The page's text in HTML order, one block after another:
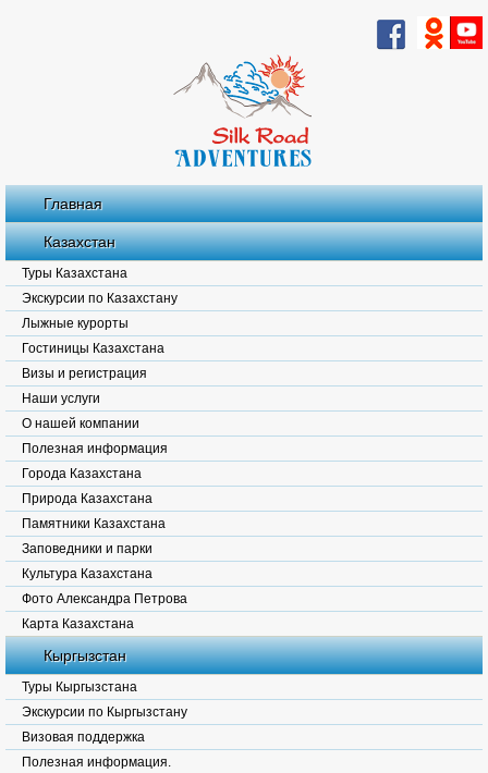
Главная
Казахстан
Туры Казахстана
Экскурсии по Казахстану
Лыжные курорты
Гостиницы Казахстана
Визы и регистрация
Наши услуги
О нашей компании
Полезная информация
Города Казахстана
Природа Казахстана
Памятники Казахстана
Заповедники и парки
Культура Казахстана
Фото Александра Петрова
Карта Казахстана
Кыргызстан
Туры Кыргызстана
Экскурсии по Кыргызстану
Визовая поддержка
Полезная информация.